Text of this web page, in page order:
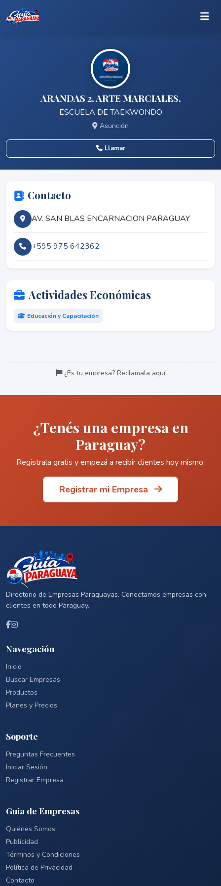
ARANDAS 2. ARTE MARCIALES.
ESCUELA DE TAEKWONDO
Asunción
Llamar
Contacto
AV. SAN BLAS ENCARNACION PARAGUAY
+595 975 642362
Actividades Económicas
Educación y Capacitación
¿Es tu empresa? Reclamala aquí
¿Tenés una empresa en
Paraguay?
Registrala gratis y empezá a recibir clientes hoy mismo.
Registrar mi Empresa
Directorio de Empresas Paraguayas. Conectamos empresas con
clientes en todo Paraguay.
Navegación
Inicio
Buscar Empresas
Productos
Planes y Precios
Soporte
Preguntas Frecuentes
Iniciar Sesión
Registrar Empresa
Guia de Empresas
Quiénes Somos
Publicidad
Términos y Condiciones
Política de Privacidad
Contacto